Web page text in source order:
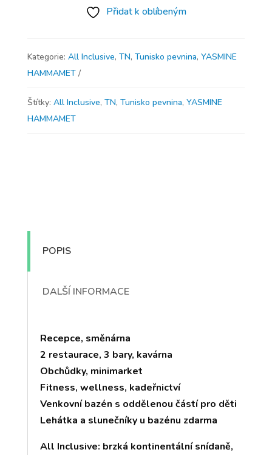
Přidat k oblíbeným
Kategorie: All Inclusive, TN, Tunisko pevnina, YASMINE
HAMMAMET
Štítky: All Inclusive, TN, Tunisko pevnina, YASMINE
HAMMAMET
POPIS
DALŠÍ INFORMACE
Recepce, směnárna
2 restaurace, 3 bary, kavárna
Obchůdky, minimarket
Fitness, wellness, kadeřnictví
Venkovní bazén s oddělenou částí pro děti
Lehátka a slunečníky u bazénu zdarma
All Inclusive: brzká kontinentální snídaně,